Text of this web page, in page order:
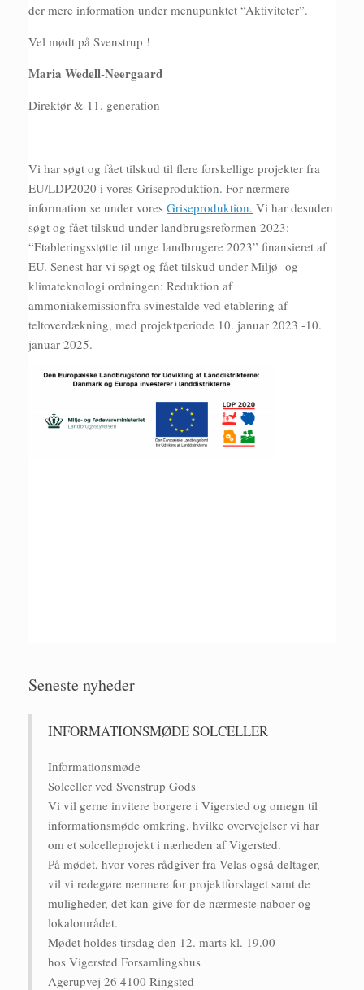
der mere information under menupunktet “Aktiviteter”.
Vel mødt på Svenstrup !
Maria Wedell-Neergaard
Direktør & 11. generation
Vi har søgt og fået tilskud til flere forskellige projekter fra
EU/LDP2020 i vores Griseproduktion. For nærmere
information se under vores Griseproduktion. Vi har desuden
søgt og fået tilskud under landbrugsreformen 2023:
“Etableringsstøtte til unge landbrugere 2023” finansieret af
EU. Senest har vi søgt og fået tilskud under Miljø- og
klimateknologi ordningen: Reduktion af
ammoniakemissionfra svinestalde ved etablering af
teltoverdækning, med projektperiode 10. januar 2023 -10.
januar 2025.
Seneste nyheder
INFORMATIONSMØDE SOLCELLER
Informationsmøde
Solceller ved Svenstrup Gods
Vi vil gerne invitere borgere i Vigersted og omegn til
informationsmøde omkring, hvilke overvejelser vi har
om et solcelleprojekt i nærheden af Vigersted.
På mødet, hvor vores rådgiver fra Velas også deltager,
vil vi redegøre nærmere for projektforslaget samt de
muligheder, det kan give for de nærmeste naboer og
lokalområdet.
Mødet holdes tirsdag den 12. marts kl. 19.00
hos Vigersted Forsamlingshus
Agerupvej 26 4100 Ringsted